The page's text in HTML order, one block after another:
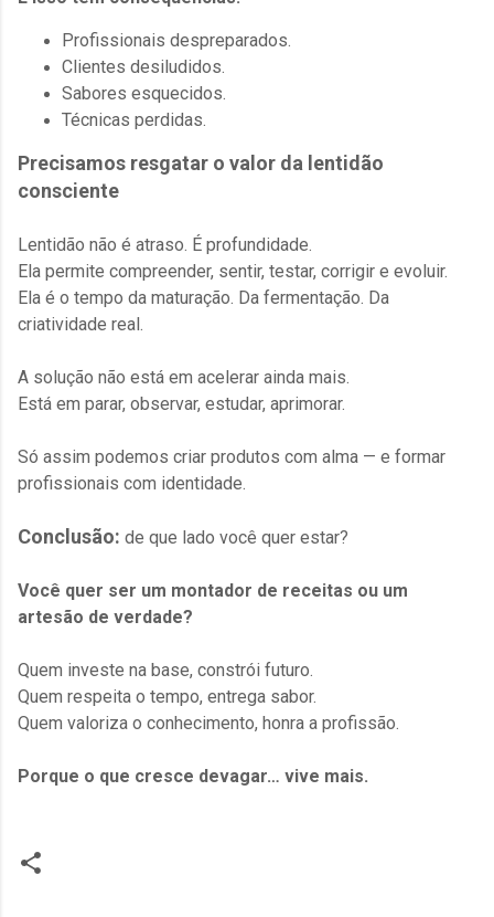
Profissionais despreparados.
Clientes desiludidos.
Sabores esquecidos.
Técnicas perdidas.
Precisamos resgatar o valor da lentidão
consciente
Lentidão não é atraso. É profundidade.
Ela permite compreender, sentir, testar, corrigir e evoluir.
Ela é o tempo da maturação. Da fermentação. Da
criatividade real.
A solução não está em acelerar ainda mais.
Está em parar, observar, estudar, aprimorar.
Só assim podemos criar produtos com alma — e formar
profissionais com identidade.
Conclusão: de que lado você quer estar?
Você quer ser um montador de receitas ou um
artesão de verdade?
Quem investe na base, constrói futuro.
Quem respeita o tempo, entrega sabor.
Quem valoriza o conhecimento, honra a profissão.
Porque o que cresce devagar… vive mais.